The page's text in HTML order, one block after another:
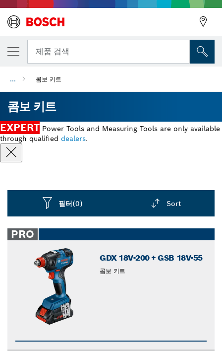
제품 검색
... 콤보 키트
콤보 키트
EXPERT Power Tools and Measuring Tools are only available
through qualified dealers.
필터(0) Sort
closed
PRO
GDX 18V-200 + GSB 18V-55
콤보 키트